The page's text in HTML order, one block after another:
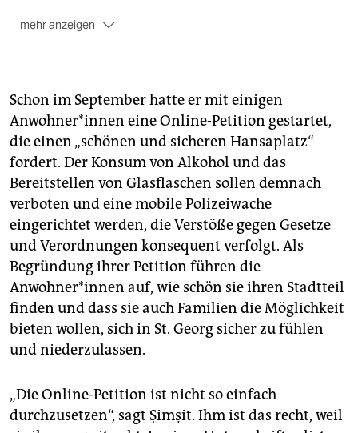
mehr anzeigen
Wie auf der Reeperbahngilt auf dem Platz ein
Waffenverbot.
Schon im September hatte er mit einigen
Anwohner*innen eine Online-Petition gestartet,
die einen „schönen und sicheren Hansaplatz“
fordert. Der Konsum von Alkohol und das
Bereitstellen von Glasflaschen sollen demnach
verboten und eine mobile Polizeiwache
eingerichtet werden, die Verstöße gegen Gesetze
und Verordnungen konsequent verfolgt. Als
Begründung ihrer Petition führen die
Anwohner*innen auf, wie schön sie ihren Stadtteil
finden und dass sie auch Familien die Möglichkeit
bieten wollen, sich in St. Georg sicher zu fühlen
und niederzulassen.
„Die Online-Petition ist nicht so einfach
durchzusetzen“, sagt Şimşit. Ihm ist das recht, weil